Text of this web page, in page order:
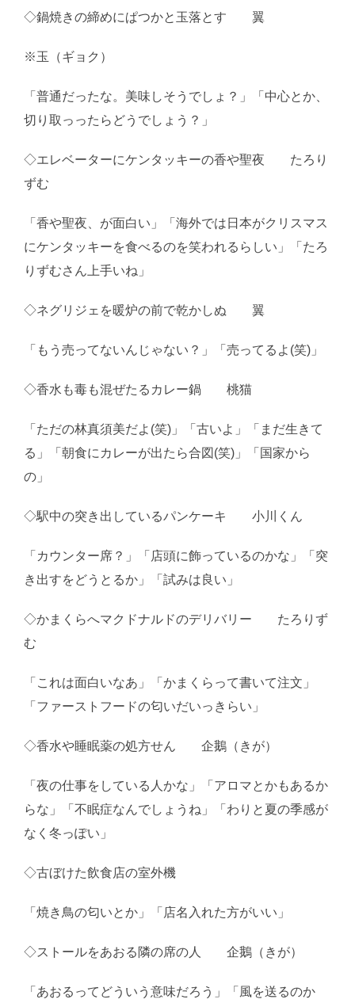
◇鍋焼きの締めにぱつかと玉落とす 翼
※玉（ギョク）
「普通だったな。美味しそうでしょ？」「中心とか、
切り取っったらどうでしょう？」
◇エレベーターにケンタッキーの香や聖夜 たろり
ずむ
「香や聖夜、が面白い」「海外では日本がクリスマス
にケンタッキーを食べるのを笑われるらしい」「たろ
りずむさん上手いね」
◇ネグリジェを暖炉の前で乾かしぬ 翼
「もう売ってないんじゃない？」「売ってるよ(笑)」
◇香水も毒も混ぜたるカレー鍋 桃猫
「ただの林真須美だよ(笑)」「古いよ」「まだ生きて
る」「朝食にカレーが出たら合図(笑)」「国家から
の」
◇駅中の突き出しているパンケーキ 小川くん
「カウンター席？」「店頭に飾っているのかな」「突
き出すをどうとるか」「試みは良い」
◇かまくらへマクドナルドのデリバリー たろりず
む
「これは面白いなあ」「かまくらって書いて注文」
「ファーストフードの匂いだいっきらい」
◇香水や睡眠薬の処方せん 企鵝（きが）
「夜の仕事をしている人かな」「アロマとかもあるか
らな」「不眠症なんでしょうね」「わりと夏の季感が
なく冬っぽい」
◇古ぼけた飲食店の室外機
「焼き鳥の匂いとか」「店名入れた方がいい」
◇ストールをあおる隣の席の人 企鵝（きが）
「あおるってどういう意味だろう」「風を送るのか